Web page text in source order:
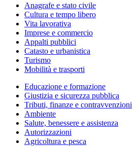
Anagrafe e stato civile
Cultura e tempo libero
Vita lavorativa
Imprese e commercio
Appalti pubblici
Catasto e urbanistica
Turismo
Mobilità e trasporti
Educazione e formazione
Giustizia e sicurezza pubblica
Tributi, finanze e contravvenzioni
Ambiente
Salute, benessere e assistenza
Autorizzazioni
Agricoltura e pesca